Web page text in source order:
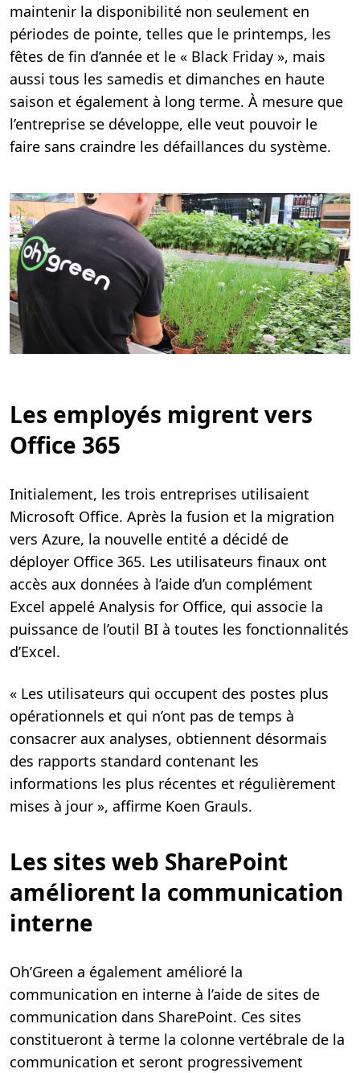
maintenir la disponibilité non seulement en
périodes de pointe, telles que le printemps, les
fêtes de fin d’année et le « Black Friday », mais
aussi tous les samedis et dimanches en haute
saison et également à long terme. À mesure que
l’entreprise se développe, elle veut pouvoir le
faire sans craindre les défaillances du système.
Les employés migrent vers
Office 365
Initialement, les trois entreprises utilisaient
Microsoft Office. Après la fusion et la migration
vers Azure, la nouvelle entité a décidé de
déployer Office 365. Les utilisateurs finaux ont
accès aux données à l’aide d’un complément
Excel appelé Analysis for Office, qui associe la
puissance de l’outil BI à toutes les fonctionnalités
d’Excel.
« Les utilisateurs qui occupent des postes plus
opérationnels et qui n’ont pas de temps à
consacrer aux analyses, obtiennent désormais
des rapports standard contenant les
informations les plus récentes et régulièrement
mises à jour », affirme Koen Grauls.
Les sites web SharePoint
améliorent la communication
interne
Oh’Green a également amélioré la
communication en interne à l’aide de sites de
communication dans SharePoint. Ces sites
constitueront à terme la colonne vertébrale de la
communication et seront progressivement